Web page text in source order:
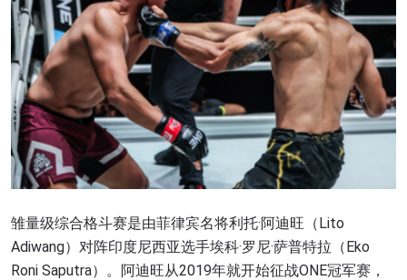
雏量级综合格斗赛是由菲律宾名将利托·阿迪旺（Lito
Adiwang）对阵印度尼西亚选手埃科·罗尼·萨普特拉（Eko
Roni Saputra）。阿迪旺从2019年就开始征战ONE冠军赛，
对手
浏览了解更多
解最新资讯、解锁特别福利以及优先机遇获得直播
场次的最佳座位！
邮箱